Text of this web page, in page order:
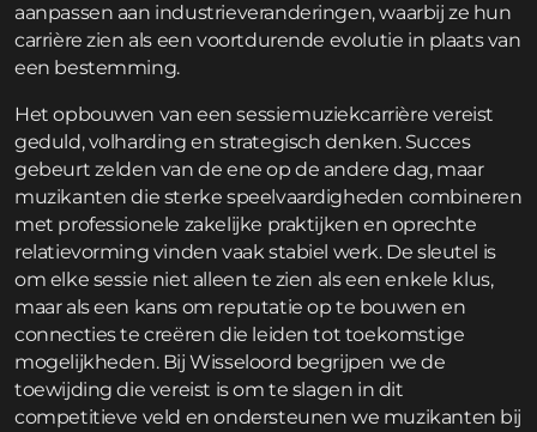
aanpassen aan industrie­veranderingen, waarbij ze hun
carrière zien als een voortdurende evolutie in plaats van
een bestemming.
Het opbouwen van een sessiemuziekcarrière vereist
geduld, volharding en strategisch denken. Succes
gebeurt zelden van de ene op de andere dag, maar
muzikanten die sterke speelvaardigheden combineren
met professionele zakelijke praktijken en oprechte
relatievorming vinden vaak stabiel werk. De sleutel is
om elke sessie niet alleen te zien als een enkele klus,
maar als een kans om reputatie op te bouwen en
connecties te creëren die leiden tot toekomstige
mogelijkheden. Bij Wisseloord begrijpen we de
toewijding die vereist is om te slagen in dit
competitieve veld en ondersteunen we muzikanten bij